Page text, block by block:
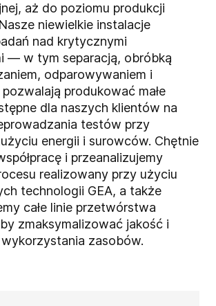
aż do poziomu produkcji
niewielkie instalacje
nad krytycznymi
— w tym separacją, obróbką
odparowywaniem i
produkować małe
dla naszych klientów na
testów przy
energii i surowców. Chętnie
i przeanalizujemy
realizowany przy użyciu
technologii GEA, a także
całe linie przetwórstwa
zmaksymalizować jakość i
zasobów.